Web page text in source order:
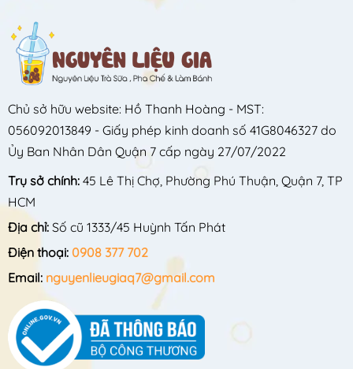
Chủ sở hữu website: Hồ Thanh Hoàng - MST:
056092013849 - Giấy phép kinh doanh số 41G8046327 do
Ủy Ban Nhân Dân Quận 7 cấp ngày 27/07/2022
Trụ sở chính: 45 Lê Thị Chợ, Phường Phú Thuận, Quận 7, TP
HCM
Địa chỉ: Số cũ 1333/45 Huỳnh Tấn Phát
Điện thoại: 0908 377 702
Email: nguyenlieugiaq7@gmail.com